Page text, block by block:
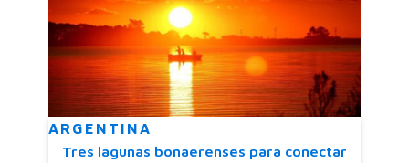
ARGENTINA
Tres lagunas bonaerenses para conectar